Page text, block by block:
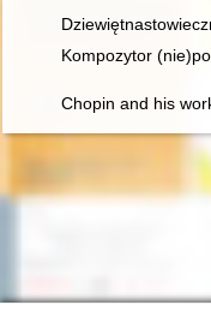
Kompozytor
Chopin and his